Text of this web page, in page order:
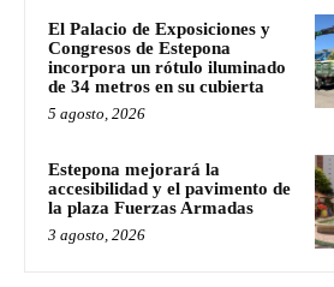
El Palacio de Exposiciones y
Congresos de Estepona
incorpora un rótulo iluminado
de 34 metros en su cubierta
5 agosto, 2026
Estepona mejorará la
accesibilidad y el pavimento de
la plaza Fuerzas Armadas
3 agosto, 2026